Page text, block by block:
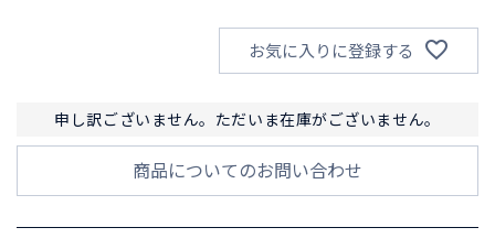
お気に入りに登録する
申し訳ございません。ただいま在庫がございません。
商品についてのお問い合わせ